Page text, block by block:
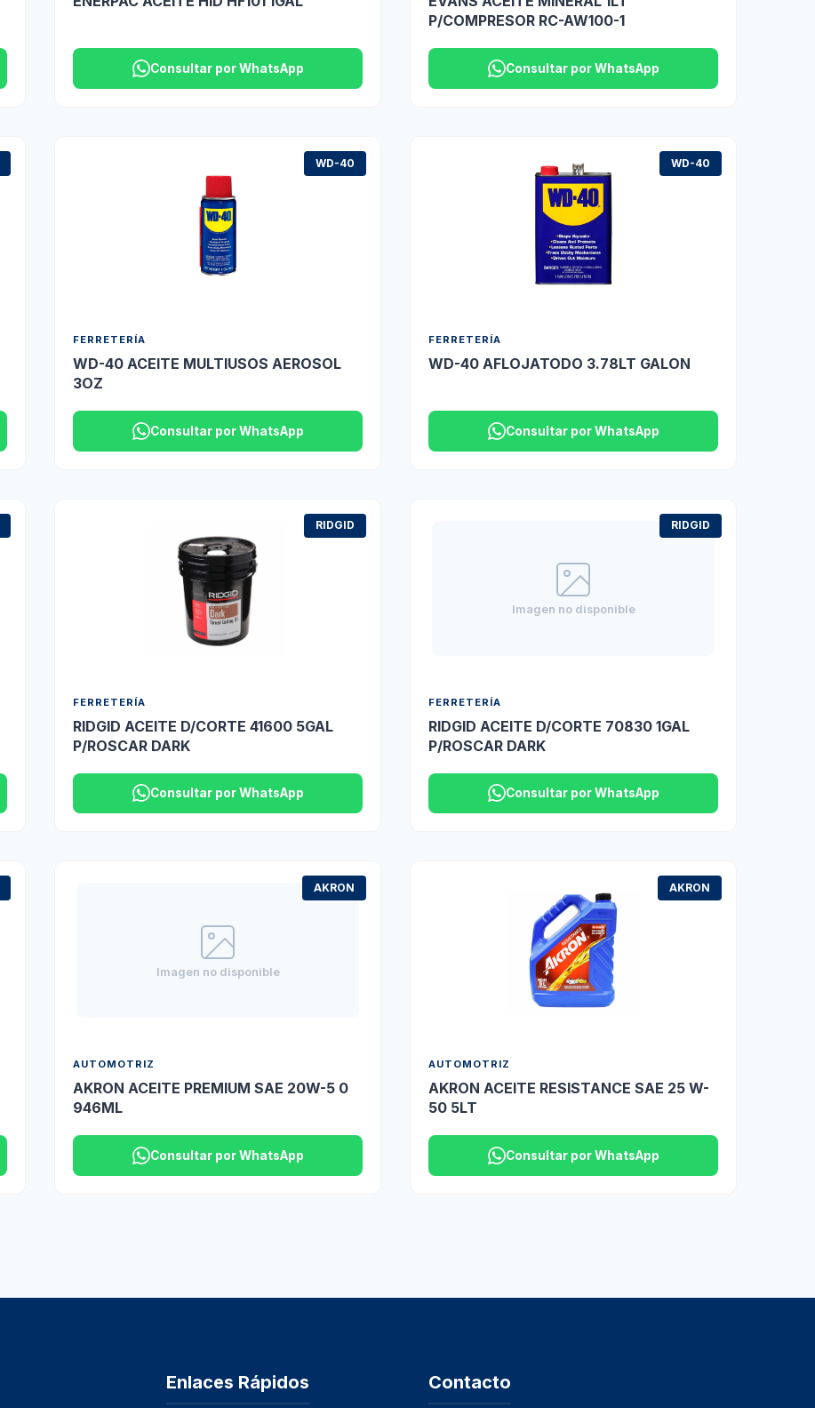
Consultar por WhatsApp
P/COMPRESOR RC-AW100-1
Consultar por WhatsApp
WD-40
FERRETERÍA
WD-40 ACEITE MULTIUSOS AEROSOL
3OZ
Consultar por WhatsApp
WD-40
FERRETERÍA
WD-40 AFLOJATODO 3.78LT GALON
Consultar por WhatsApp
RIDGID
FERRETERÍA
RIDGID ACEITE D/CORTE 41600 5GAL
P/ROSCAR DARK
Consultar por WhatsApp
Imagen no disponible
RIDGID
FERRETERÍA
RIDGID ACEITE D/CORTE 70830 1GAL
P/ROSCAR DARK
Consultar por WhatsApp
Imagen no disponible
AKRON
AUTOMOTRIZ
AKRON ACEITE PREMIUM SAE 20W-5 0
946ML
Consultar por WhatsApp
AKRON
AUTOMOTRIZ
AKRON ACEITE RESISTANCE SAE 25 W-
50 5LT
Consultar por WhatsApp
Enlaces Rápidos Contacto